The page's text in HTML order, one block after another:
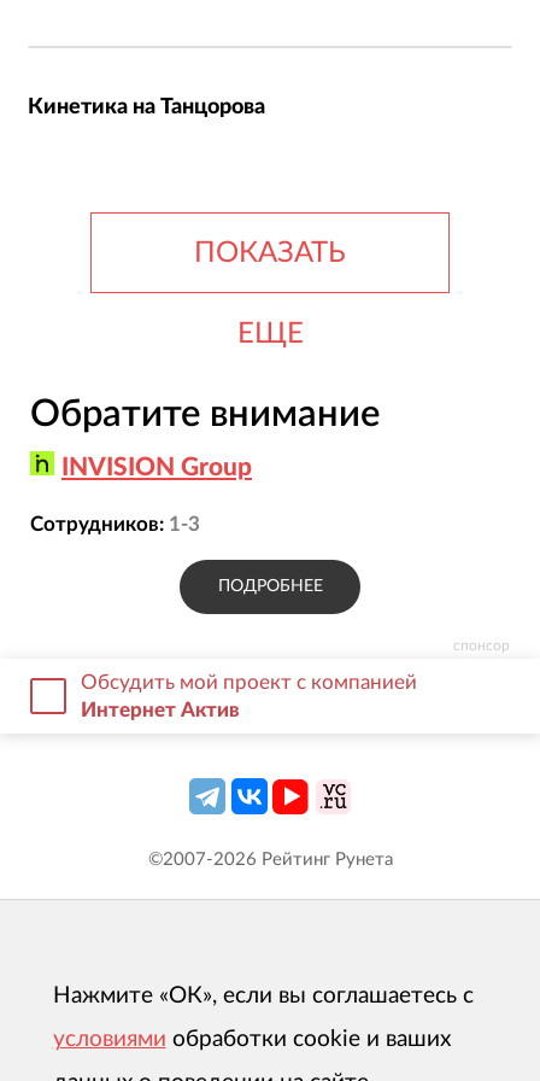
положительную динамику — рекламная кампания
- также мы получили прямые и post-view
Кинетика на Танцорова
ПОКАЗАТЬ
ЕЩЕ
спонсор
Обратите внимание
INVISION Group
Сотрудников: 1-3
ПОДРОБНЕЕ
Обсудить мой проект с компанией
Интернет Актив
©2007-2026 Рейтинг Рунета
Нажмите «ОК», если вы соглашаетесь с
условиями обработки cookie и ваших